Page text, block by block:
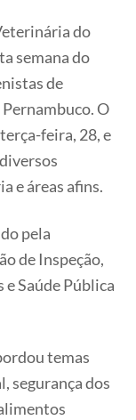
do
semana do
de
O
feira, 28, e
e áreas afins.
pela
de Inspeção,
Saúde Pública
temas
segurança dos